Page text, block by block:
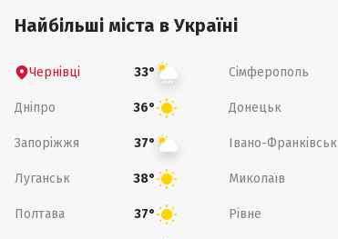
Найбільші міста в Україні
Чернівці 33° Сімферополь
Дніпро 36° Донецьк
Запоріжжя 37° Івано-Франківськ
Луганськ 38° Миколаїв
Полтава 37° Рівне